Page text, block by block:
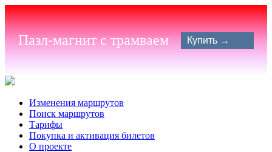
Пазл-магнит с трамваем Купить →
Изменения маршрутов
Поиск маршрутов
Тарифы
Покупка и активация билетов
О проекте